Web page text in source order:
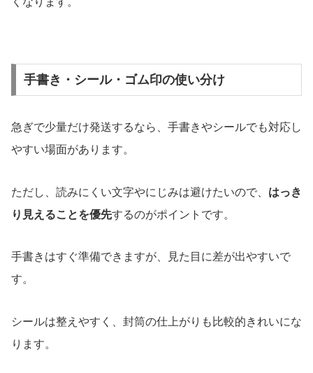
手書き・シール・ゴム印の使い分け
急ぎで少量だけ発送するなら、手書きやシールでも対応し
やすい場面があります。
ただし、読みにくい文字やにじみは避けたいので、 はっき
り見えることを優先するのがポイントです。
手書きはすぐ準備できますが、見た目に差が出やすいで
す。
シールは整えやすく、封筒の仕上がりも比較的きれいにな
ります。